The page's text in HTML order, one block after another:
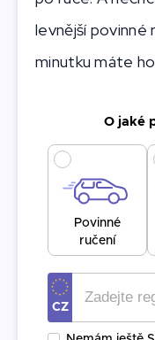
levnější povinné
minutku máte